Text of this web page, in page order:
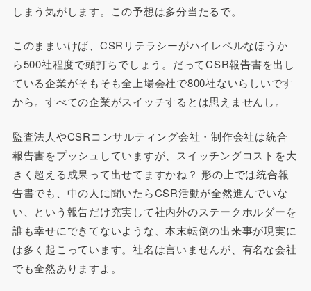
しまう気がします。この予想は多分当たるで。
このままいけば、CSRリテラシーがハイレベルなほうか
ら500社程度で頭打ちでしょう。だってCSR報告書を出し
ている企業がそもそも全上場会社で800社ないらしいです
から。すべての企業がスイッチするとは思えませんし。
監査法人やCSRコンサルティング会社・制作会社は統合
報告書をプッシュしていますが、スイッチングコストを大
きく超える成果って出せてますかね？ 形の上では統合報
告書でも、中の人に聞いたらCSR活動が全然進んでいな
い、という報告だけ充実して社内外のステークホルダーを
誰も幸せにできてないような、本末転倒の出来事が現実に
は多く起こっています。社名は言いませんが、有名な会社
でも全然ありますよ。